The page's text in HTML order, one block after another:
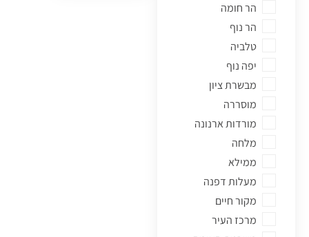
הר חומה
הר נוף
טלביה
יפה נוף
מבשרת ציון
מוסררה
מורדות ארנונה
מלחה
ממילא
מעלות דפנה
מקור חיים
מרכז העיר
בית וגן
גבעת שאול
גילה
הגבעה הצרפתית